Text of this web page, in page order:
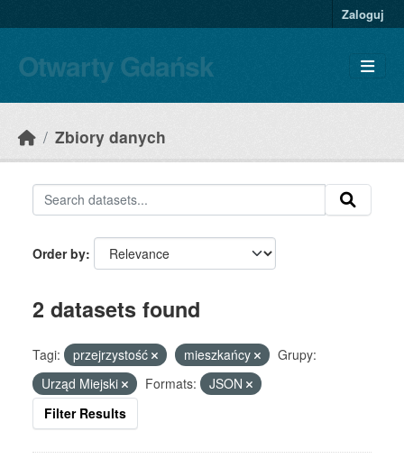
Zaloguj
Otwarty Gdańsk
Zbiory danych
Order by
2 datasets found
Tagi: przejrzystość mieszkańcy
Grupy:
Urząd Miejski
Formats:
JSON
Filter Results